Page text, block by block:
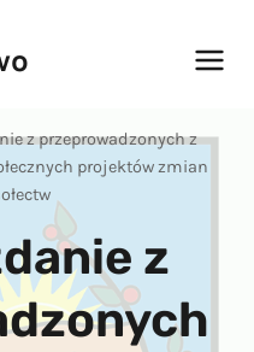
z przeprowadzonych z
projektów zmian
z